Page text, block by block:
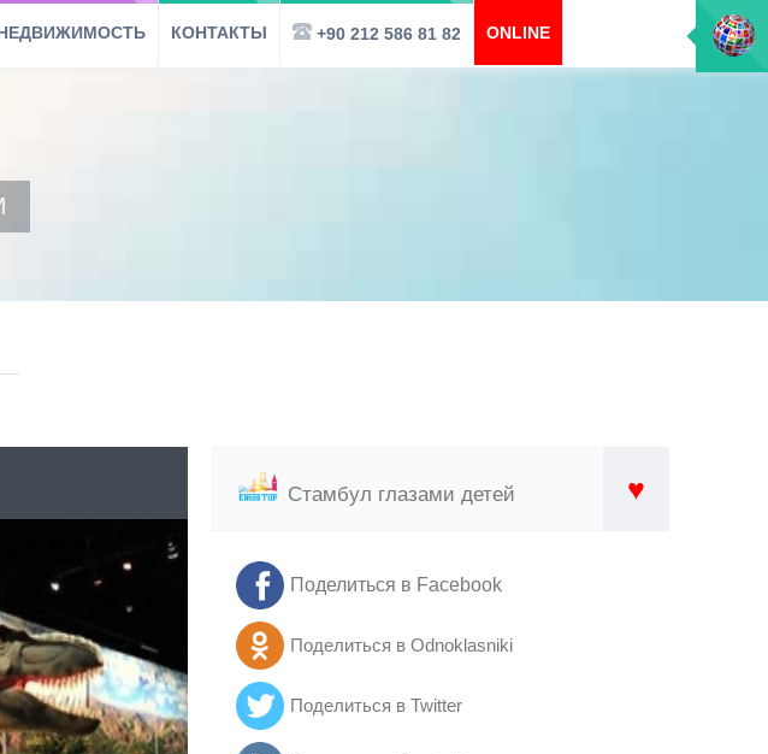
КОНТАКТЫ +90 212 586 81 82 ONLINE
Стамбул глазами детей ♥
Поделиться в Facebook
Поделиться в Odnoklasniki
Поделиться в Twitter